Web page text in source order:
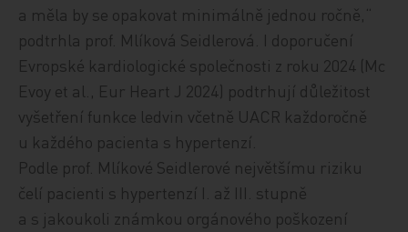
a měla by se opakovat minimálně jednou ročně,“
podtrhla prof. Mlíková Seidlerová. I doporučení
Evropské kardiologické společnosti z roku 2024 (Mc
Evoy et al., Eur Heart J 2024) podtrhují důležitost
vyšetření funkce ledvin včetně UACR každoročně
u každého pacienta s hypertenzí.
Podle prof. Mlíkové Seidlerové největšímu riziku
čelí pacienti s hypertenzí I. až III. stupně
a s jakoukoli známkou orgánového poškození